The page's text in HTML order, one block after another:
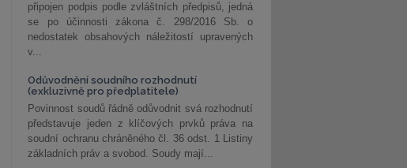
připojen podpis podle zvláštních předpisů, jedná
se po účinnosti zákona č. 298/2016 Sb. o
nedostatek obsahových náležitostí upravených
v...
Odůvodnění soudního rozhodnutí
(exkluzivně pro předplatitele)
Povinnost soudů řádně odůvodnit svá rozhodnutí
představuje jeden z klíčových prvků práva na
soudní ochranu chráněného čl. 36 odst. 1 Listiny
základních práv a svobod. Soudy mají...